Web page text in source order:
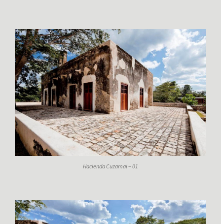
Hacienda Cuzamal – 01